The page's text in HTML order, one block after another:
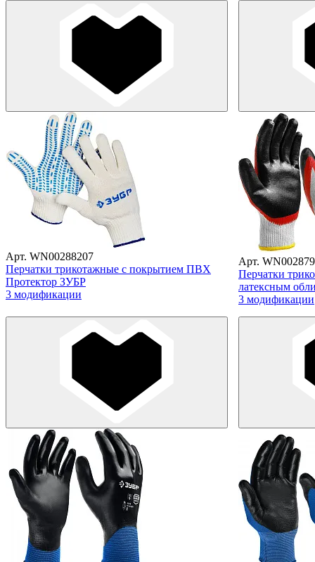
Арт. WN00288207
Перчатки трикотажные с покрытием ПВХ
Протектор ЗУБР
3 модификации
Арт.
Перчатки
латексным
3 модификации